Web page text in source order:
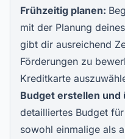
Frühzeitig planen:
mit der Planung
gibt dir ausreichend
Förderungen zu
Kreditkarte
Budget erstellen und
detailliertes Budget
sowohl einmalige als